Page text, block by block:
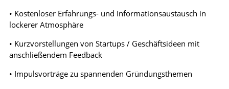
• Kostenloser Erfahrungs- und Informationsaustausch in
lockerer Atmosphäre
• Kurzvorstellungen von Startups / Geschäftsideen mit
anschließendem Feedback
• Impulsvorträge zu spannenden Gründungsthemen